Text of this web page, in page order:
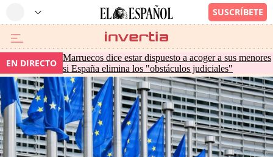
EN DIRECTO Marruecos dice estar dispuesto a acoger a sus menores
si España elimina los "obstáculos judiciales"